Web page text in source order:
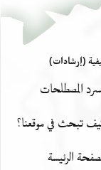
(إرشادات)
المصطلحات
تبحث في موقعنا؟
الرئيسة